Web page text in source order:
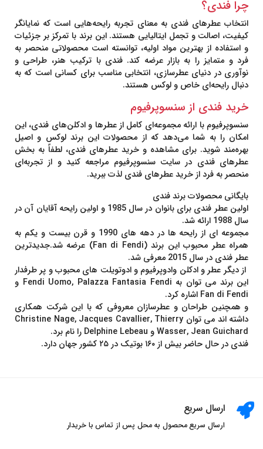
چرا فندی؟
انتخاب عطرهای فندی به معنای تجربه رایحه‌هایی است که نمایانگر
کیفیت، اصالت و تجمل ایتالیایی هستند. این برند با تمرکز بر جزئیات
و استفاده از بهترین مواد اولیه، توانسته است محصولاتی منحصر به
فرد و متمایز را به بازار عرضه کند. فندی با ترکیب هنر، طراحی و
نوآوری در دنیای عطرسازی، انتخابی مناسب برای کسانی است که به
دنبال رایحه‌ای خاص و لوکس هستند.
خرید فندی از سنسوپرفیوم
سنسوپرفیوم با ارائه مجموعه‌ای کامل از عطرها و ادکلن‌های فندی، این
امکان را به شما می‌دهد که از محصولات این برند لوکس و اصیل
بهره‌مند شوید. برای مشاهده و خرید عطرهای فندی، لطفاً به بخش
عطرهای فندی در سایت سنسوپرفیوم مراجعه کنید و از تجربه‌ای
منحصر به فرد از خرید عطرهای فندی لذت ببرید.
بایگانی محصولات برند فندی
اولین عطر فندی برای بانوان در سال 1985 و اولین رایحه آقايان آن در
سال 1988 ارائه شد.
مجموعه ای از رایحه ها در دهه های 1990 و قرن بیست و یکم به
همراه عطر محبوب این برند (Fan di Fendi) عرضه شد.جدیدترین
عطر فندی در سال 2015 معرفی شد.
از دیگر عطر و ادکلن وادوپرفیوم و ادوتویلت های محبوب و پر طرفدار
این برند می توان به Fendi Uomo, Palazza Fantasia Fendi و
Fan di Fendi اشاره كرد.
و همچنین طراحان و عطرسازان معروفی كه با اين شركت همكاری
داشته اند می توان Christine Nage, Jacques Cavallier, Thierry
Wasser, Jean Guichard و Delphine Lebeau را نام برد.
فندی در حال حاضر بيش از ۱۶۰ بوتیک در ۲۵ کشور جهان دارد.
ارسال سریع
ارسال سریع محصول به محل پس از تماس با خریدار